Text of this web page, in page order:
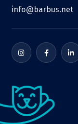
info@barbus.net